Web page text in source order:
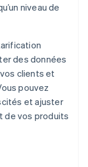
niveau de
des données
clients et
pouvez
et ajuster
de vos produits